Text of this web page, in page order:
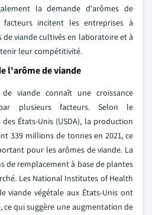
la demande d'arômes de
facteurs incitent les entreprises à
viande cultivés en laboratoire et à
leur compétitivité.
l'arôme de viande
viande connaît une croissance
plusieurs facteurs. Selon le
États-Unis (USDA), la production
339 millions de tonnes en 2021, ce
pour les arômes de viande. La
de remplacement à base de plantes
Les National Institutes of Health
viande végétale aux États-Unis ont
ce qui suggère une augmentation de